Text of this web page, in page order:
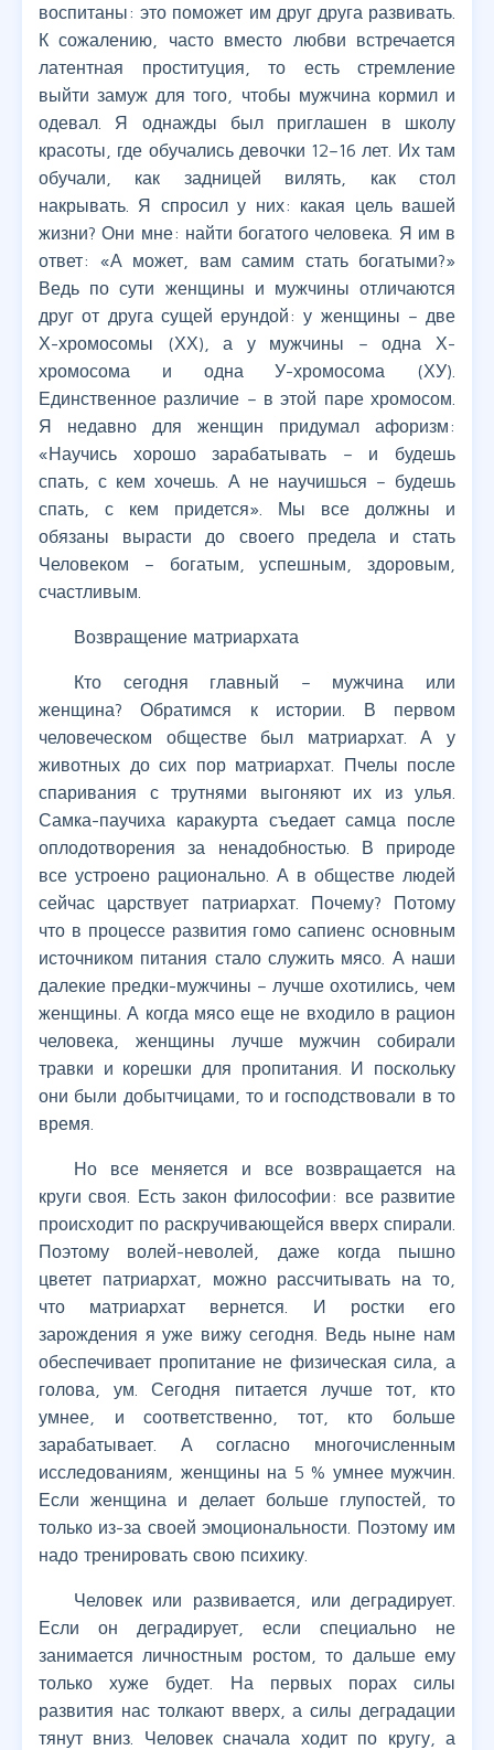
воспитаны: это поможет им друг друга развивать.
К сожалению, часто вместо любви встречается
латентная проституция, то есть стремление
выйти замуж для того, чтобы мужчина кормил и
одевал. Я однажды был приглашен в школу
красоты, где обучались девочки 12–16 лет. Их там
обучали, как задницей вилять, как стол
накрывать. Я спросил у них: какая цель вашей
жизни? Они мне: найти богатого человека. Я им в
ответ: «А может, вам самим стать богатыми?»
Ведь по сути женщины и мужчины отличаются
друг от друга сущей ерундой: у женщины – две
Х-хромосомы (ХХ), а у мужчины – одна Х-
хромосома и одна У-хромосома (ХУ).
Единственное различие – в этой паре хромосом.
Я недавно для женщин придумал афоризм:
«Научись хорошо зарабатывать – и будешь
спать, с кем хочешь. А не научишься – будешь
спать, с кем придется». Мы все должны и
обязаны вырасти до своего предела и стать
Человеком – богатым, успешным, здоровым,
счастливым.
Возвращение матриархата
Кто сегодня главный – мужчина или
женщина? Обратимся к истории. В первом
человеческом обществе был матриархат. А у
животных до сих пор матриархат. Пчелы после
спаривания с трутнями выгоняют их из улья.
Самка-паучиха каракурта съедает самца после
оплодотворения за ненадобностью. В природе
все устроено рационально. А в обществе людей
сейчас царствует патриархат. Почему? Потому
что в процессе развития гомо сапиенс основным
источником питания стало служить мясо. А наши
далекие предки-мужчины – лучше охотились, чем
женщины. А когда мясо еще не входило в рацион
человека, женщины лучше мужчин собирали
травки и корешки для пропитания. И поскольку
они были добытчицами, то и господствовали в то
время.
Но все меняется и все возвращается на
круги своя. Есть закон философии: все развитие
происходит по раскручивающейся вверх спирали.
Поэтому волей-неволей, даже когда пышно
цветет патриархат, можно рассчитывать на то,
что матриархат вернется. И ростки его
зарождения я уже вижу сегодня. Ведь ныне нам
обеспечивает пропитание не физическая сила, а
голова, ум. Сегодня питается лучше тот, кто
умнее, и соответственно, тот, кто больше
зарабатывает. А согласно многочисленным
исследованиям, женщины на 5 % умнее мужчин.
Если женщина и делает больше глупостей, то
только из-за своей эмоциональности. Поэтому им
надо тренировать свою психику.
Человек или развивается, или деградирует.
Если он деградирует, если специально не
занимается личностным ростом, то дальше ему
только хуже будет. На первых порах силы
развития нас толкают вверх, а силы деградации
тянут вниз. Человек сначала ходит по кругу, а